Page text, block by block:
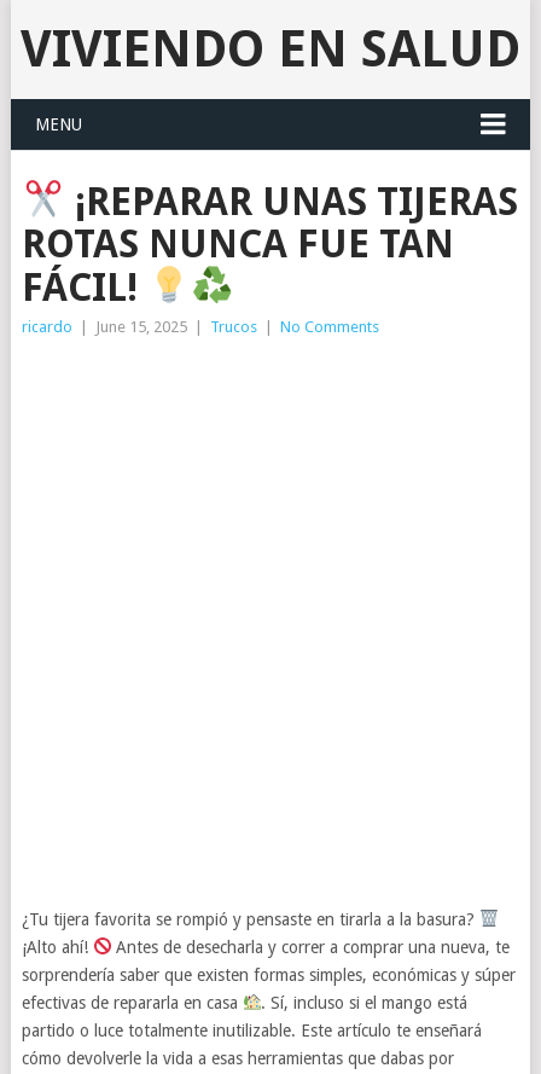
VIVIENDO EN SALUD
MENU
¡REPARAR UNAS TIJERAS
ROTAS NUNCA FUE TAN
FÁCIL!
ricardo | June 15, 2025 | Trucos | No Comments
¿Tu tijera favorita se rompió y pensaste en tirarla a la basura?
¡Alto ahí!
Antes de desecharla y correr a comprar una nueva, te
sorprendería saber que existen formas simples, económicas y súper
efectivas de repararla en casa
. Sí, incluso si el mango está
partido o luce totalmente inutilizable. Este artículo te enseñará
cómo devolverle la vida a esas herramientas que dabas por